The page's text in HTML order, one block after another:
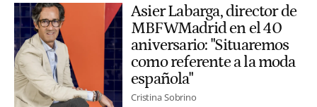
Asier Labarga, director de
MBFWMadrid en el 40
aniversario: "Situaremos
como referente a la moda
española"
Cristina Sobrino